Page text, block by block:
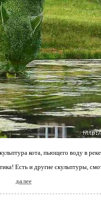
кота, пьющего воду в
Есть и другие скульптуры,
далее